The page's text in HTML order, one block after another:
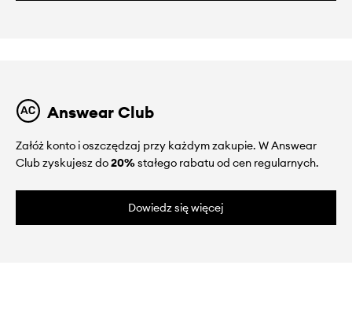
Answear Club
Załóż konto i oszczędzaj przy każdym zakupie. W Answear
Club zyskujesz do20%stałego rabatu od cen regularnych.
Dowiedz się więcej